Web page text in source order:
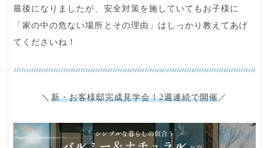
最後になりましたが、安全対策を施していてもお子様に
「家の中の危ない場所とその理由 」はしっかり教えてあげ
てくださいね！
＼ 新・お客様邸完成見学会！2週連続で開催／